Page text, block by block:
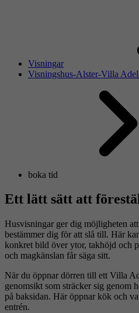
Visningar
Visningshus-Alster-Villa
boka tid
Ett lätt sätt att
Husvisningar ger dig möjligheten
bestämmer dig för att slå till. Här
konkret bild över ytor, takhöjd och
och magkänslan får säga sitt.
När du öppnar dörren till ett Villa
genomsikt som sträcker sig genom
på baksidan. Här öppnar kök och
entrén.